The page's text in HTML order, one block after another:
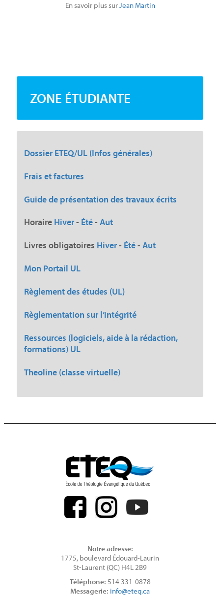
En savoir plus surJean Martin
ZONE ÉTUDIANTE
Dossier ETEQ/UL (Infos générales)
Frais et factures
Guide de présentation des travaux écrits
Horaire Hiver- Été- Aut
Livres obligatoires Hiver- Été- Aut
Mon Portail UL
Règlement des études (UL)
Règlementation sur l’intégrité
Ressources (logiciels, aide à la rédaction,
formations) UL
Theoline (classe virtuelle)
Notre adresse:
1775, boulevard Édouard-Laurin
St-Laurent (QC) H4L 2B9
Téléphone: 514 331-0878
Messagerie: info@eteq.ca